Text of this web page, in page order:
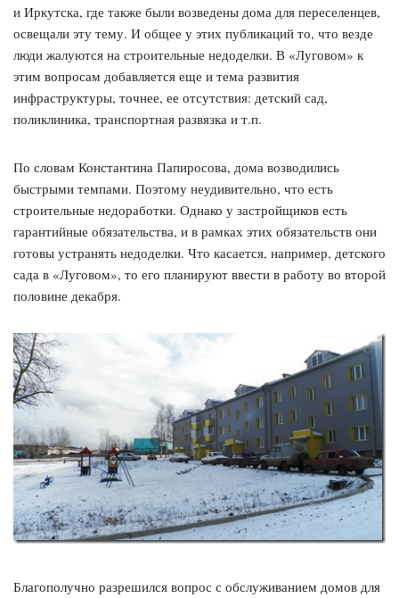
и Иркутска, где также были возведены дома для переселенцев,
освещали эту тему. И общее у этих публикаций то, что везде
люди жалуются на строительные недоделки. В «Луговом» к
этим вопросам добавляется еще и тема развития
инфраструктуры, точнее, ее отсутствия: детский сад,
поликлиника, транспортная развязка и т.п.
По словам Константина Папиросова, дома возводились
быстрыми темпами. Поэтому неудивительно, что есть
строительные недоработки. Однако у застройщиков есть
гарантийные обязательства, и в рамках этих обязательств они
готовы устранять недоделки. Что касается, например, детского
сада в «Луговом», то его планируют ввести в работу во второй
половине декабря.
Благополучно разрешился вопрос с обслуживанием домов для